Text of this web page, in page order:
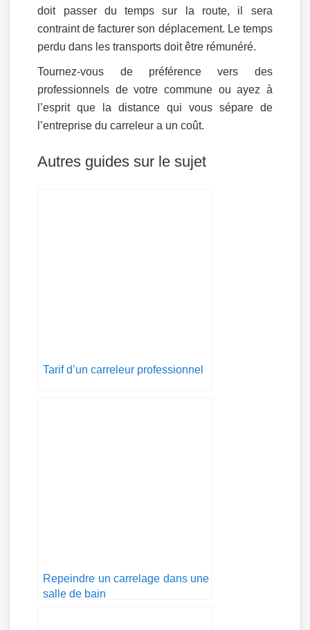
doit passer du temps sur la route, il sera
contraint de facturer son déplacement. Le temps
perdu dans les transports doit être rémunéré.
Tournez-vous de préférence vers des
professionnels de votre commune ou ayez à
l’esprit que la distance qui vous sépare de
l’entreprise du carreleur a un coût.
Autres guides sur le sujet
Tarif d’un carreleur professionnel
Repeindre un carrelage dans une
salle de bain